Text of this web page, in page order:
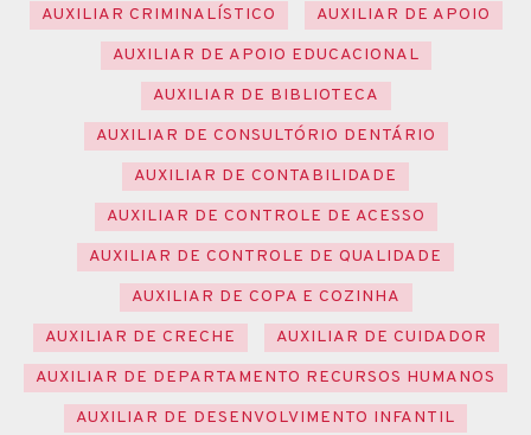
AUXILIAR CRIMINALÍSTICO
AUXILIAR DE APOIO
AUXILIAR DE APOIO EDUCACIONAL
AUXILIAR DE BIBLIOTECA
AUXILIAR DE CONSULTÓRIO DENTÁRIO
AUXILIAR DE CONTABILIDADE
AUXILIAR DE CONTROLE DE ACESSO
AUXILIAR DE CONTROLE DE QUALIDADE
AUXILIAR DE COPA E COZINHA
AUXILIAR DE CRECHE
AUXILIAR DE CUIDADOR
AUXILIAR DE DEPARTAMENTO RECURSOS HUMANOS
AUXILIAR DE DESENVOLVIMENTO INFANTIL